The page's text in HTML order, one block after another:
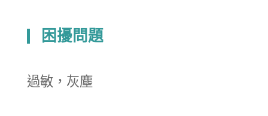
困擾問題
過敏，灰塵